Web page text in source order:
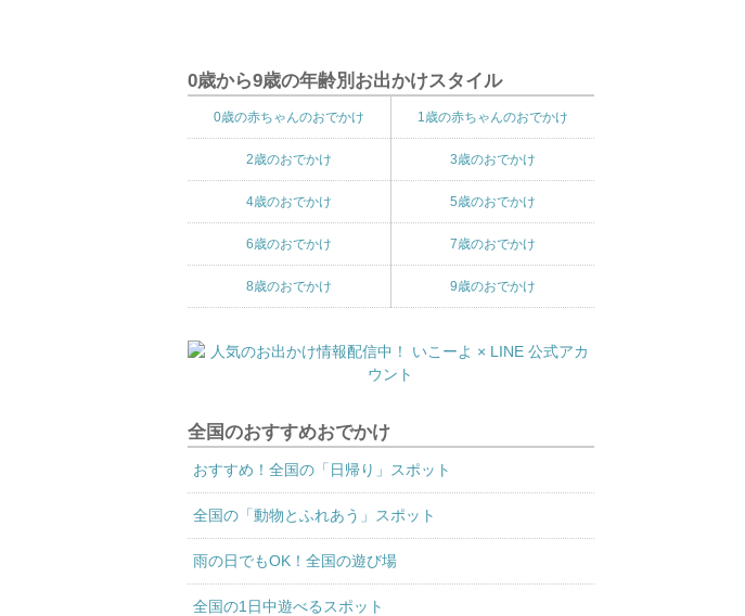
0歳から9歳の年齢別お出かけスタイル
0歳の赤ちゃんのおでかけ 1歳の赤ちゃんのおでかけ
2歳のおでかけ 3歳のおでかけ
4歳のおでかけ 5歳のおでかけ
6歳のおでかけ 7歳のおでかけ
8歳のおでかけ 9歳のおでかけ
全国のおすすめおでかけ
おすすめ！全国の「日帰り」スポット
全国の「動物とふれあう」スポット
雨の日でもOK！全国の遊び場
全国の1日中遊べるスポット